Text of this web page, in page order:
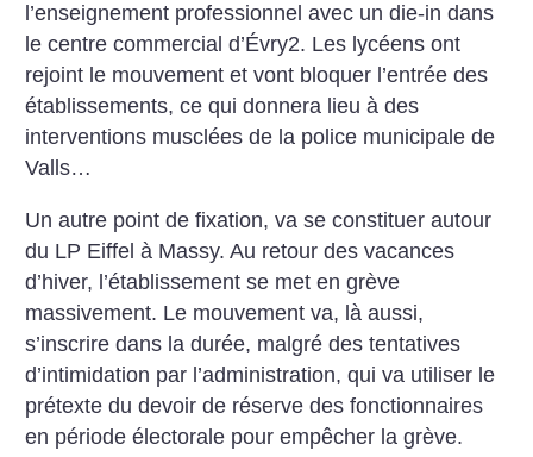
l’enseignement professionnel avec un die-in dans
le centre commercial d’Évry2. Les lycéens ont
rejoint le mouvement et vont bloquer l’entrée des
établissements, ce qui donnera lieu à des
interventions musclées de la police municipale de
Valls…
Un autre point de fixation, va se constituer autour
du LP Eiffel à Massy. Au retour des vacances
d’hiver, l’établissement se met en grève
massivement. Le mouvement va, là aussi,
s’inscrire dans la durée, malgré des tentatives
d’intimidation par l’administration, qui va utiliser le
prétexte du devoir de réserve des fonctionnaires
en période électorale pour empêcher la grève.